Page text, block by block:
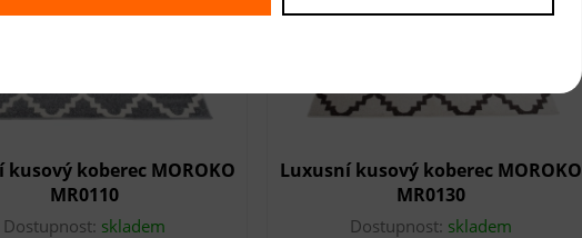
kusový koberec MOROKO
MR0110
Dostupnost: skladem
Luxusní kusový koberec MOROKO
MR0130
Dostupnost: skladem